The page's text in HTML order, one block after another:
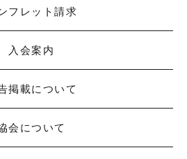
フレット請求
入会案内
掲載について
会について